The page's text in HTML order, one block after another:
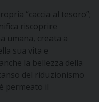
“caccia al tesoro”;
riscoprire
umana, creata a
sua vita e
la bellezza della
del riduzionismo
permeato il